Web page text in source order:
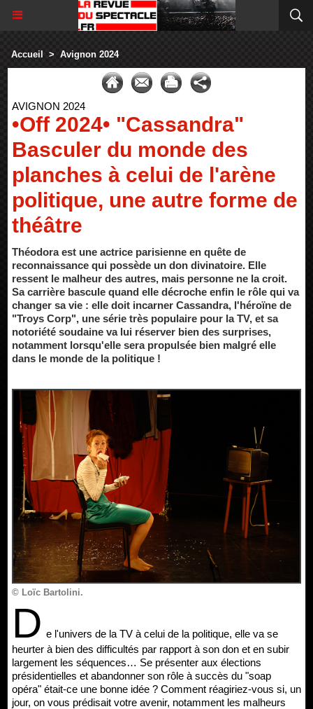
Accueil > Avignon 2024
AVIGNON 2024
•Off 2024• "Cassandra"
Basculer du monde des
planches à celui de l'arène
politique, une autre forme de
théâtre
Théodora est une actrice parisienne en quête de
reconnaissance qui possède un don divinatoire. Elle
ressent le malheur des autres, mais personne ne la croit.
Sa carrière bascule quand elle décroche enfin le rôle qui va
changer sa vie : elle doit incarner Cassandra, l'héroïne de
"Troys Corp", une série très populaire pour la TV, et sa
notoriété soudaine va lui réserver bien des surprises,
notamment lorsqu'elle sera propulsée bien malgré elle
dans le monde de la politique !
© Loïc Bartolini.
D e l'univers de la TV à celui de la politique, elle va se
heurter à bien des difficultés par rapport à son don et en subir
largement les séquences… Se présenter aux élections
présidentielles et abandonner son rôle à succès du "soap
opéra" était-ce une bonne idée ? Comment réagiriez-vous si, un
jour, on vous prédisait votre avenir, notamment les malheurs